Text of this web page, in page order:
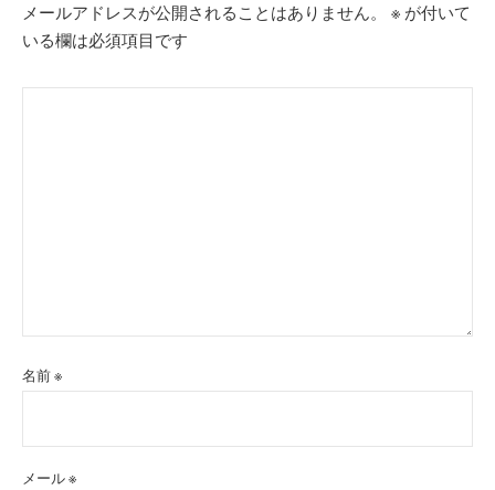
メールアドレスが公開されることはありません。 ※ が付いて
いる欄は必須項目です
名前※
メール※